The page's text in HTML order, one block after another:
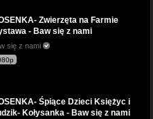
Zwierzęta na Farmie
- Baw się z nami
się z nami
Śpiące Dzieci Księżyc i
Kołysanka - Baw się z nami